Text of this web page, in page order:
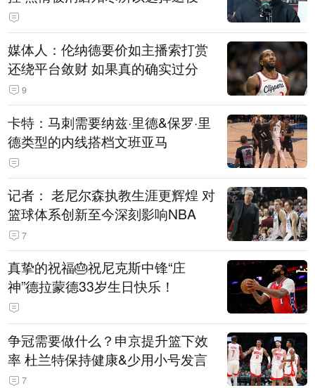
媒体人：伦纳德要价如主播索打赏
还绕平台敛财 如果真的确实过分
9
卡特：马刺需要纳兹·里德&保罗·里
德类型的内线搭档文班亚马
记者： 老尼尔森执教生涯更辉煌 对
篮球体系创新至今深刻影响NBA
7
真挚的祝福🎂祝尼克斯中锋“庄
神”德拉蒙德33岁生日快乐！
争冠需要做什么？申京提升篮下效
率 杜兰特保持健康&少用小号发言
7